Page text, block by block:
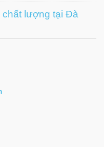
chất lượng tại Đà